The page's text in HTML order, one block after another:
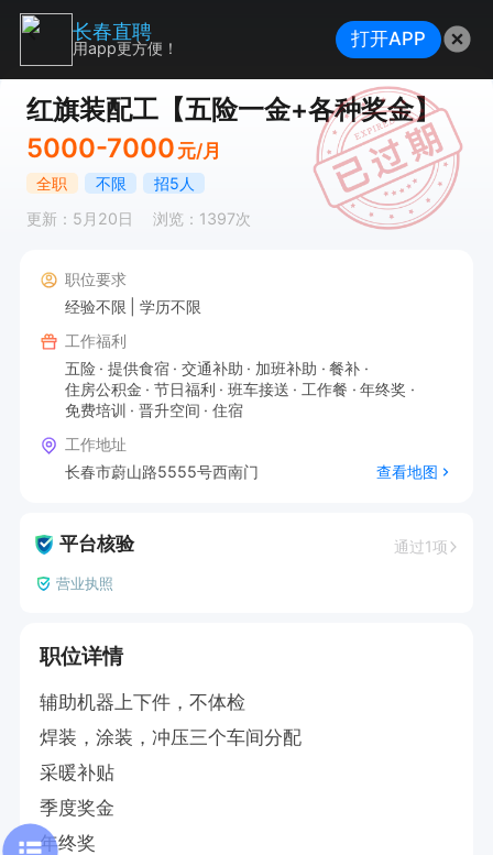
红旗装配工【五险一金+各种奖金】
5000-7000 元/月
全职 不限
招5人
更新：5月20日
浏览：1397次
职位要求
经验不限
学历不限
工作福利
五险
提供食宿 交通补助 加班补助
餐补
住房公积金
节日福利 班车接送 工作餐
年终奖
免费培训
晋升空间
住宿
工作地址
长春市蔚山路5555号西南门
查看地图
平台核验 通过1项
营业执照
职位详情
辅助机器上下件，不体检
焊装，涂装，冲压三个车间分配
采暖补贴
季度奖金
年终奖
长春直聘
用app更方便！ 打开APP